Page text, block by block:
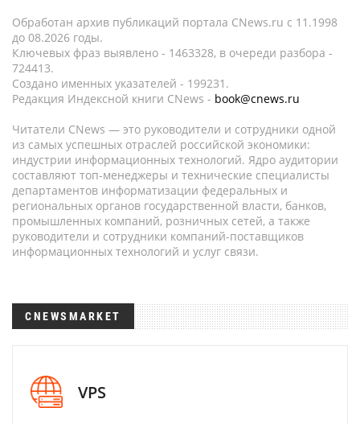
Обработан архив публикаций портала CNews.ru c 11.1998
до 08.2026 годы.
Ключевых фраз выявлено - 1463328, в очереди разбора -
724413.
Создано именных указателей - 199231.
Редакция Индексной книги CNews - book@cnews.ru
Читатели CNews — это руководители и сотрудники одной
из самых успешных отраслей российской экономики:
индустрии информационных технологий. Ядро аудитории
составляют топ-менеджеры и технические специалисты
департаментов информатизации федеральных и
региональных органов государственной власти, банков,
промышленных компаний, розничных сетей, а также
руководители и сотрудники компаний-поставщиков
информационных технологий и услуг связи.
CNEWSMARKET
VPS